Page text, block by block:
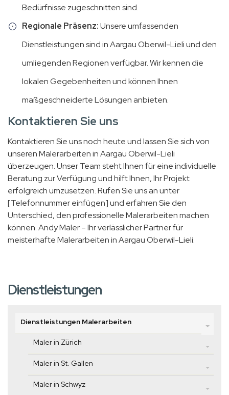
Bedürfnisse zugeschnitten sind.
Regionale Präsenz:Unsere umfassenden
Dienstleistungen sind in Aargau Oberwil-Lieli und den
umliegenden Regionen verfügbar. Wir kennen die
lokalen Gegebenheiten und können Ihnen
maßgeschneiderte Lösungen anbieten.
Kontaktieren Sie uns
Kontaktieren Sie uns noch heute und lassen Sie sich von
unseren Malerarbeiten in Aargau Oberwil-Lieli
überzeugen. Unser Team steht Ihnen für eine individuelle
Beratung zur Verfügung und hilft Ihnen, Ihr Projekt
erfolgreich umzusetzen. Rufen Sie uns an unter
[Telefonnummer einfügen] und erfahren Sie den
Unterschied, den professionelle Malerarbeiten machen
können. Andy Maler – Ihr verlässlicher Partner für
meisterhafte Malerarbeiten in Aargau Oberwil-Lieli.
Dienstleistungen
Dienstleistungen Malerarbeiten
Maler in Zürich
Maler in St. Gallen
Maler in Schwyz